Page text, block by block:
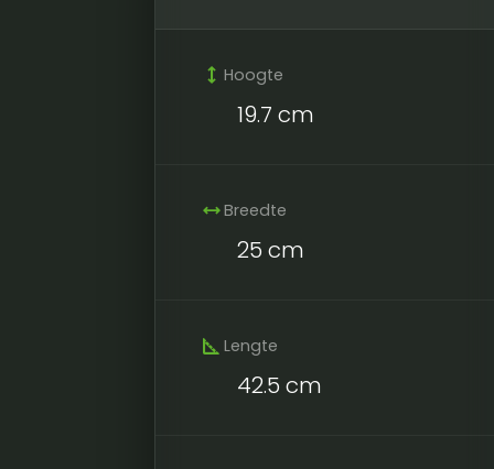
height Hoogte
19.7 cm
widthBreedte
25 cm
square_foot Lengte
42.5 cm